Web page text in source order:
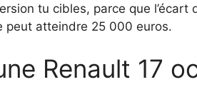
tu cibles, parce que l’écart
peut atteindre 25 000 euros.
Renault 17